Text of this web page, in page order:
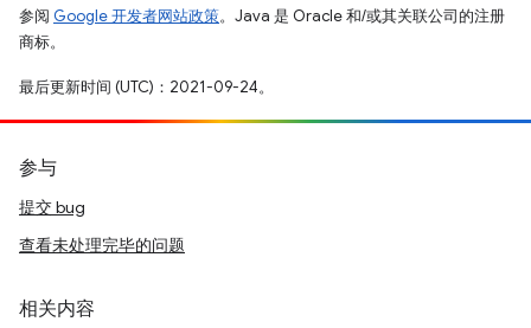
参阅 Google 开发者网站政策。Java 是 Oracle 和/或其关联公司的注册
商标。
最后更新时间 (UTC)：2021-09-24。
参与
提交 bug
查看未处理完毕的问题
相关内容